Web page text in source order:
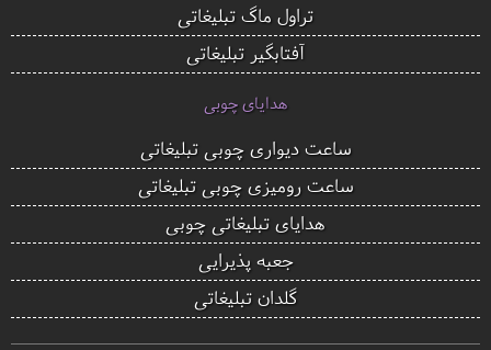
تراول ماگ تبلیغاتی
آفتابگیر تبلیغاتی
هدایای چوبی
ساعت دیواری چوبی تبلیغاتی
ساعت رومیزی چوبی تبلیغاتی
هدایای تبلیغاتی چوبی
جعبه پذیرایی
گلدان تبلیغاتی